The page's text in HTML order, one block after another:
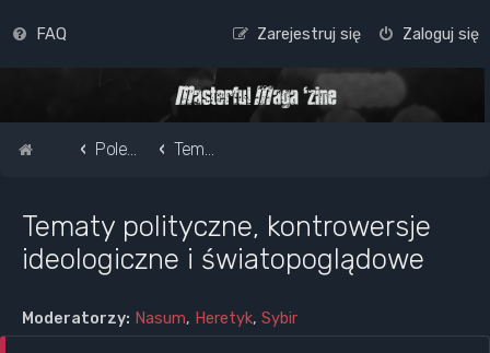
FAQ Zaloguj się
Zarejestruj się
Strona główna
Pole do popisu... Tematy polityczne, kontrowersje ideologiczne i światopoglądowe
Tematy polityczne, kontrowersje
ideologiczne i światopoglądowe
Moderatorzy: Nasum, Heretyk, Sybir